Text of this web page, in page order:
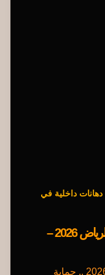
دهانات داخلية في
افضل معلم ايبوكسي اسطح بالرياض 2026 –
معلم ايبوكسي اسطح بالرياض 2026 .. حماية